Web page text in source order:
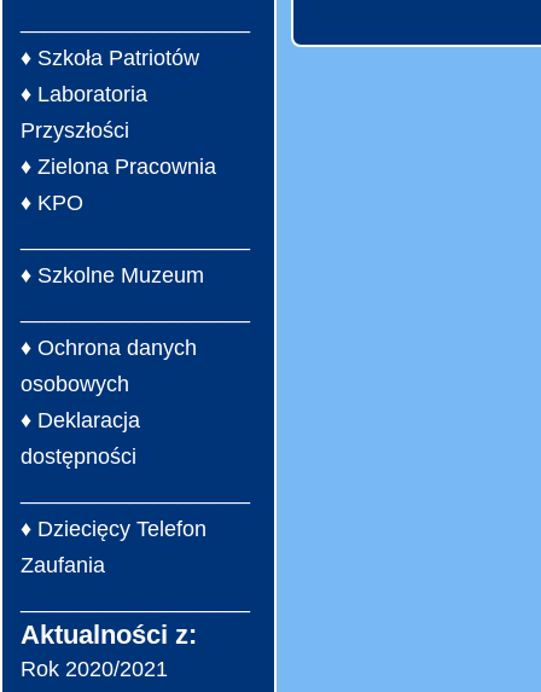
♦ Szkoła Patriotów
♦ Laboratoria
Przyszłości
♦ Zielona Pracownia
♦ KPO
♦ Szkolne Muzeum
♦ Ochrona danych
osobowych
♦ Deklaracja
dostępności
♦ Dziecięcy Telefon
Zaufania
Aktualności z:
Rok 2020/2021